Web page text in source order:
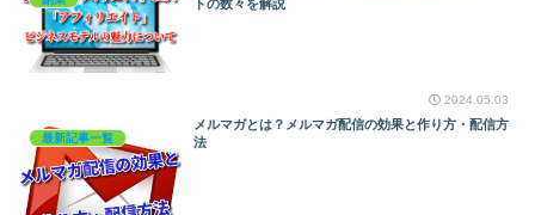
トの数々を解説
2024.05.03
最新記事一覧
メルマガとは？メルマガ配信の効果と作り方・配信方
法